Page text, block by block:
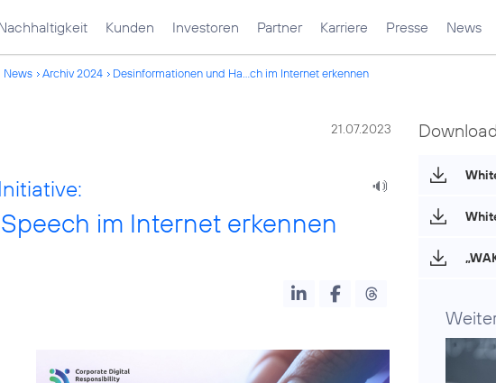
Kunden Investoren Partner Karriere Presse News
News Archiv 2024 Desinformationen und Ha...ch im Internet erkennen
21.07.2023
im Internet erkennen